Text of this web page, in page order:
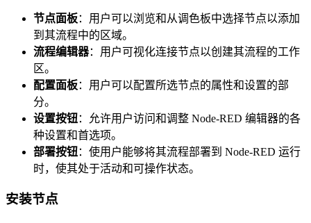
节点面板：用户可以浏览和从调色板中选择节点以添加
到其流程中的区域。
流程编辑器：用户可视化连接节点以创建其流程的工作
区。
配置面板：用户可以配置所选节点的属性和设置的部
分。
设置按钮：允许用户访问和调整 Node-RED 编辑器的各
种设置和首选项。
部署按钮：使用户能够将其流程部署到 Node-RED 运行
时，使其处于活动和可操作状态。
安装节点